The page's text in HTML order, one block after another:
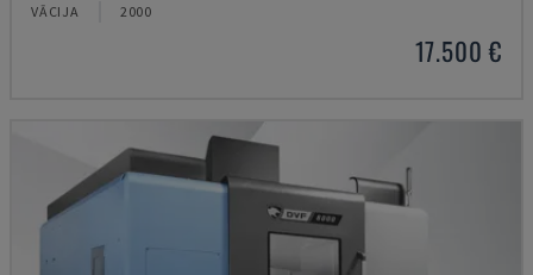
VĀCIJA 2000
17.500 €